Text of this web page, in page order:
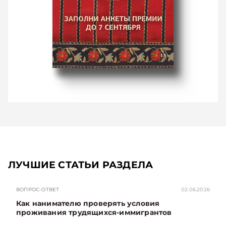
ЛУЧШИЕ СТАТЬИ РАЗДЕЛА
ВОПРОС-ОТВЕТ 02.06.2026
Как нанимателю проверять условия
проживания трудящихся-иммигрантов